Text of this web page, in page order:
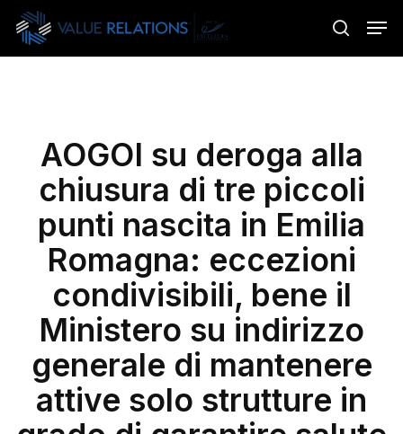
Skip
main
search
AOGOI su deroga alla
chiusura di tre piccoli
punti nascita in Emilia
Romagna: eccezioni
condivisibili, bene il
Ministero su indirizzo
generale di mantenere
attive solo strutture in